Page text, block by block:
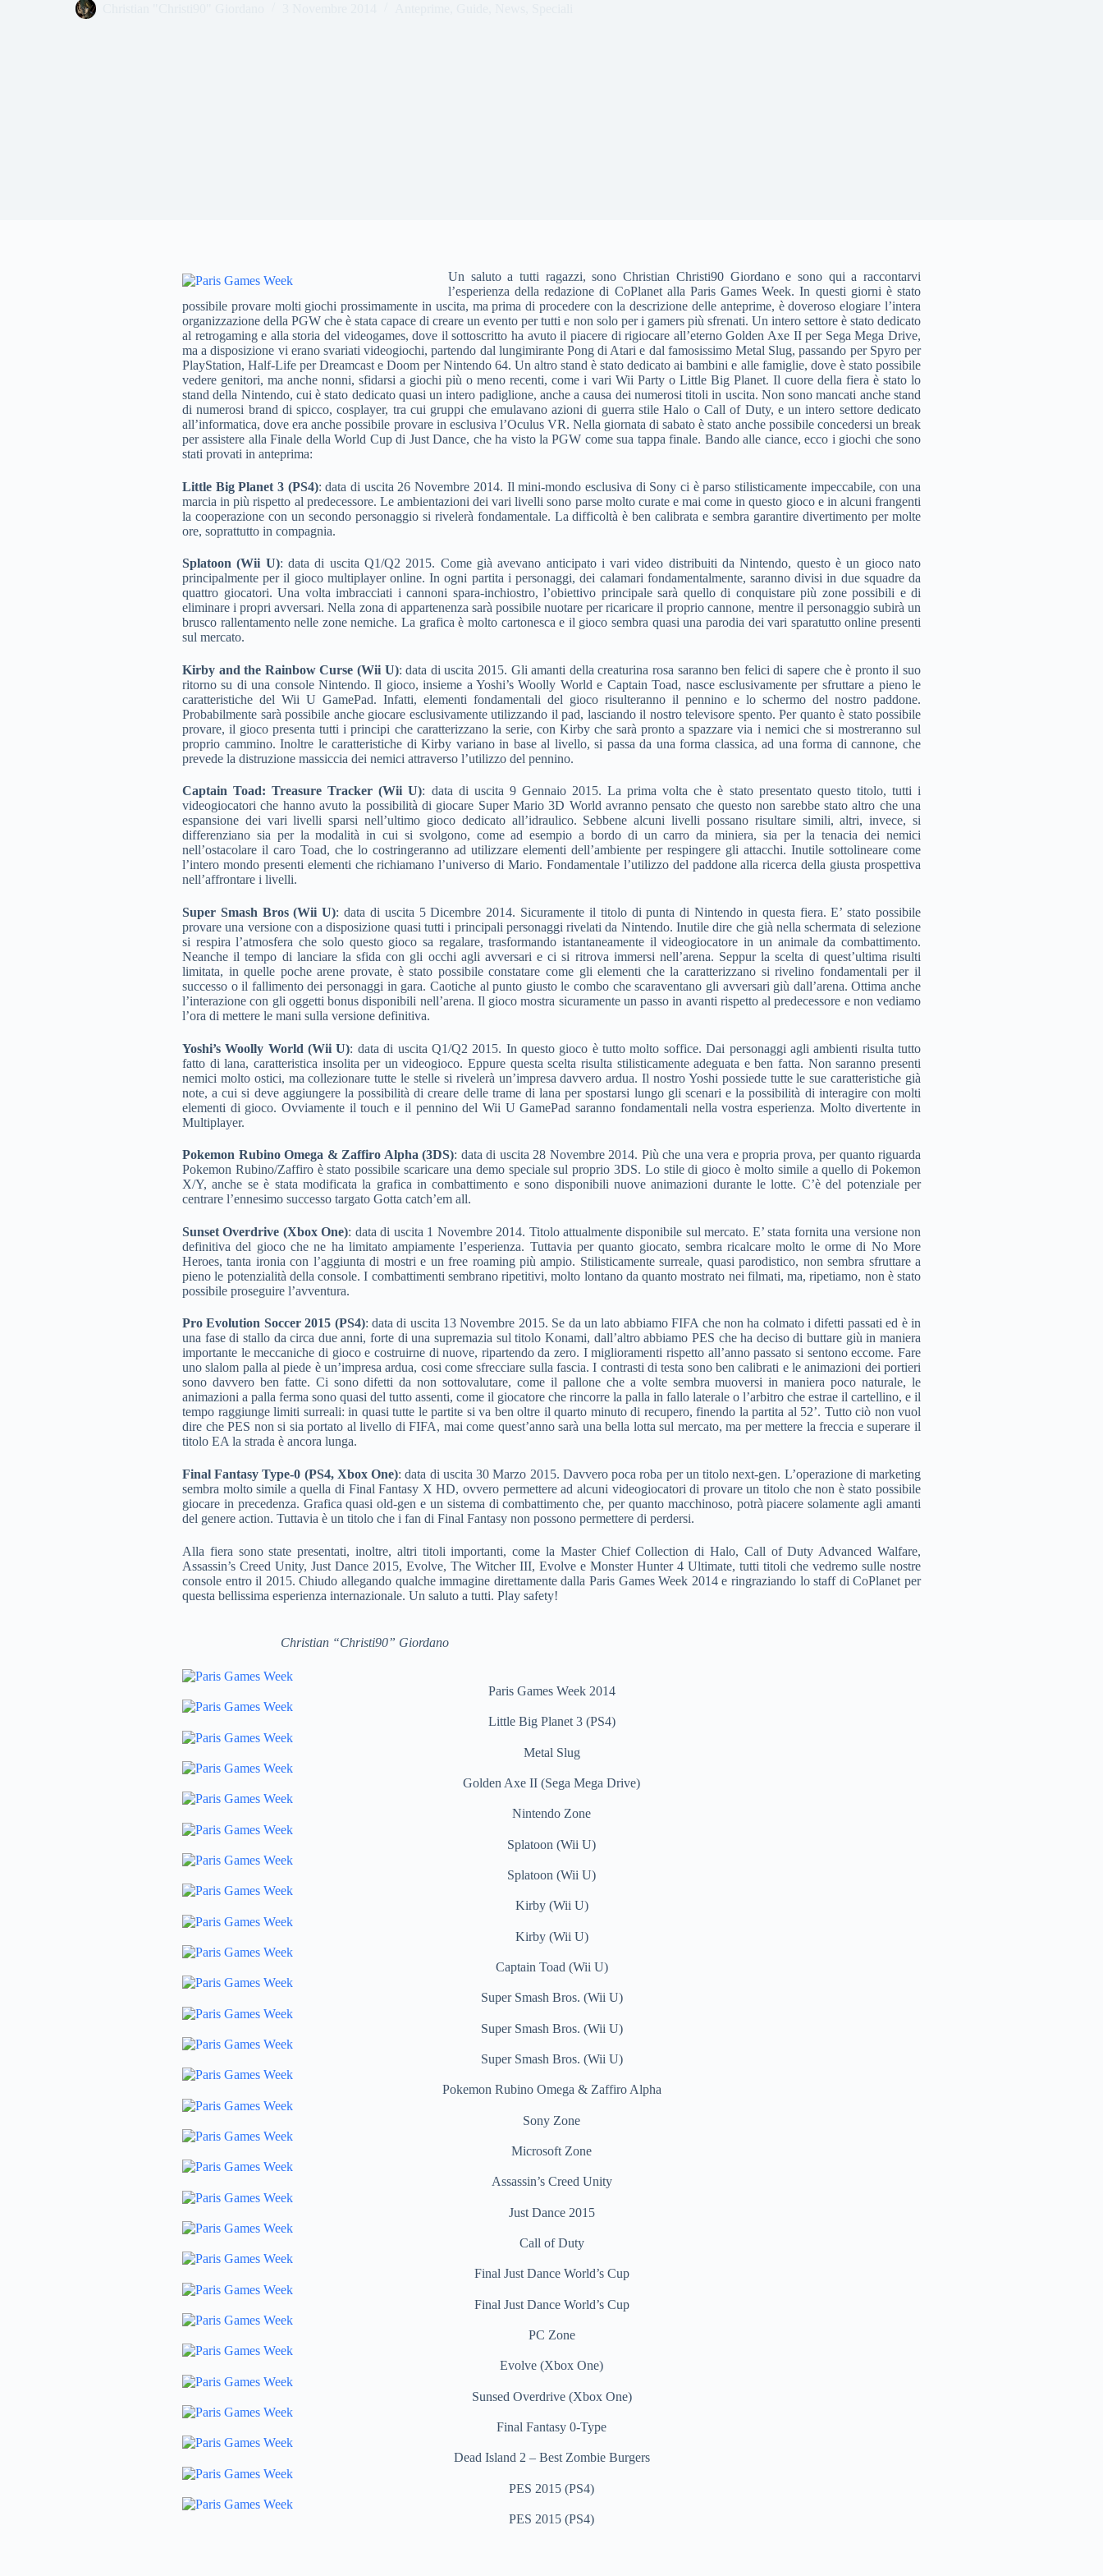
Un saluto a tutti ragazzi, sono Christian Christi90 Giordano e sono qui a raccontarvi
l’esperienza della redazione di CoPlanet alla Paris Games Week. In questi giorni è stato
possibile provare molti giochi prossimamente in uscita, ma prima di procedere con la descrizione delle anteprime, è doveroso elogiare l’intera
organizzazione della PGW che è stata capace di creare un evento per tutti e non solo per i gamers più sfrenati. Un intero settore è stato dedicato
al retrogaming e alla storia del videogames, dove il sottoscritto ha avuto il piacere di rigiocare all’eterno Golden Axe II per Sega Mega Drive,
ma a disposizione vi erano svariati videogiochi, partendo dal lungimirante Pong di Atari e dal famosissimo Metal Slug, passando per Spyro per
PlayStation, Half-Life per Dreamcast e Doom per Nintendo 64. Un altro stand è stato dedicato ai bambini e alle famiglie, dove è stato possibile
vedere genitori, ma anche nonni, sfidarsi a giochi più o meno recenti, come i vari Wii Party o Little Big Planet. Il cuore della fiera è stato lo
stand della Nintendo, cui è stato dedicato quasi un intero padiglione, anche a causa dei numerosi titoli in uscita. Non sono mancati anche stand
di numerosi brand di spicco, cosplayer, tra cui gruppi che emulavano azioni di guerra stile Halo o Call of Duty, e un intero settore dedicato
all’informatica, dove era anche possibile provare in esclusiva l’Oculus VR. Nella giornata di sabato è stato anche possibile concedersi un break
per assistere alla Finale della World Cup di Just Dance, che ha visto la PGW come sua tappa finale. Bando alle ciance, ecco i giochi che sono
stati provati in anteprima:
Little Big Planet 3 (PS4): data di uscita 26 Novembre 2014. Il mini-mondo esclusiva di Sony ci è parso stilisticamente impeccabile, con una
marcia in più rispetto al predecessore. Le ambientazioni dei vari livelli sono parse molto curate e mai come in questo gioco e in alcuni frangenti
la cooperazione con un secondo personaggio si rivelerà fondamentale. La difficoltà è ben calibrata e sembra garantire divertimento per molte
ore, soprattutto in compagnia.
Splatoon (Wii U): data di uscita Q1/Q2 2015. Come già avevano anticipato i vari video distribuiti da Nintendo, questo è un gioco nato
principalmente per il gioco multiplayer online. In ogni partita i personaggi, dei calamari fondamentalmente, saranno divisi in due squadre da
quattro giocatori. Una volta imbracciati i cannoni spara-inchiostro, l’obiettivo principale sarà quello di conquistare più zone possibili e di
eliminare i propri avversari. Nella zona di appartenenza sarà possibile nuotare per ricaricare il proprio cannone, mentre il personaggio subirà un
brusco rallentamento nelle zone nemiche. La grafica è molto cartonesca e il gioco sembra quasi una parodia dei vari sparatutto online presenti
sul mercato.
Kirby and the Rainbow Curse (Wii U): data di uscita 2015. Gli amanti della creaturina rosa saranno ben felici di sapere che è pronto il suo
ritorno su di una console Nintendo. Il gioco, insieme a Yoshi’s Woolly World e Captain Toad, nasce esclusivamente per sfruttare a pieno le
caratteristiche del Wii U GamePad. Infatti, elementi fondamentali del gioco risulteranno il pennino e lo schermo del nostro paddone.
Probabilmente sarà possibile anche giocare esclusivamente utilizzando il pad, lasciando il nostro televisore spento. Per quanto è stato possibile
provare, il gioco presenta tutti i principi che caratterizzano la serie, con Kirby che sarà pronto a spazzare via i nemici che si mostreranno sul
proprio cammino. Inoltre le caratteristiche di Kirby variano in base al livello, si passa da una forma classica, ad una forma di cannone, che
prevede la distruzione massiccia dei nemici attraverso l’utilizzo del pennino.
Captain Toad: Treasure Tracker (Wii U): data di uscita 9 Gennaio 2015. La prima volta che è stato presentato questo titolo, tutti i
videogiocatori che hanno avuto la possibilità di giocare Super Mario 3D World avranno pensato che questo non sarebbe stato altro che una
espansione dei vari livelli sparsi nell’ultimo gioco dedicato all’idraulico. Sebbene alcuni livelli possano risultare simili, altri, invece, si
differenziano sia per la modalità in cui si svolgono, come ad esempio a bordo di un carro da miniera, sia per la tenacia dei nemici
nell’ostacolare il caro Toad, che lo costringeranno ad utilizzare elementi dell’ambiente per respingere gli attacchi. Inutile sottolineare come
l’intero mondo presenti elementi che richiamano l’universo di Mario. Fondamentale l’utilizzo del paddone alla ricerca della giusta prospettiva
nell’affrontare i livelli.
Super Smash Bros (Wii U): data di uscita 5 Dicembre 2014. Sicuramente il titolo di punta di Nintendo in questa fiera. E’ stato possibile
provare una versione con a disposizione quasi tutti i principali personaggi rivelati da Nintendo. Inutile dire che già nella schermata di selezione
si respira l’atmosfera che solo questo gioco sa regalare, trasformando istantaneamente il videogiocatore in un animale da combattimento.
Neanche il tempo di lanciare la sfida con gli occhi agli avversari e ci si ritrova immersi nell’arena. Seppur la scelta di quest’ultima risulti
limitata, in quelle poche arene provate, è stato possibile constatare come gli elementi che la caratterizzano si rivelino fondamentali per il
successo o il fallimento dei personaggi in gara. Caotiche al punto giusto le combo che scaraventano gli avversari giù dall’arena. Ottima anche
l’interazione con gli oggetti bonus disponibili nell’arena. Il gioco mostra sicuramente un passo in avanti rispetto al predecessore e non vediamo
l’ora di mettere le mani sulla versione definitiva.
Yoshi’s Woolly World (Wii U): data di uscita Q1/Q2 2015. In questo gioco è tutto molto soffice. Dai personaggi agli ambienti risulta tutto
fatto di lana, caratteristica insolita per un videogioco. Eppure questa scelta risulta stilisticamente adeguata e ben fatta. Non saranno presenti
nemici molto ostici, ma collezionare tutte le stelle si rivelerà un’impresa davvero ardua. Il nostro Yoshi possiede tutte le sue caratteristiche già
note, a cui si deve aggiungere la possibilità di creare delle trame di lana per spostarsi lungo gli scenari e la possibilità di interagire con molti
elementi di gioco. Ovviamente il touch e il pennino del Wii U GamePad saranno fondamentali nella vostra esperienza. Molto divertente in
Multiplayer.
Pokemon Rubino Omega & Zaffiro Alpha (3DS): data di uscita 28 Novembre 2014. Più che una vera e propria prova, per quanto riguarda
Pokemon Rubino/Zaffiro è stato possibile scaricare una demo speciale sul proprio 3DS. Lo stile di gioco è molto simile a quello di Pokemon
X/Y, anche se è stata modificata la grafica in combattimento e sono disponibili nuove animazioni durante le lotte. C’è del potenziale per
centrare l’ennesimo successo targato Gotta catch’em all.
Sunset Overdrive (Xbox One): data di uscita 1 Novembre 2014. Titolo attualmente disponibile sul mercato. E’ stata fornita una versione non
definitiva del gioco che ne ha limitato ampiamente l’esperienza. Tuttavia per quanto giocato, sembra ricalcare molto le orme di No More
Heroes, tanta ironia con l’aggiunta di mostri e un free roaming più ampio. Stilisticamente surreale, quasi parodistico, non sembra sfruttare a
pieno le potenzialità della console. I combattimenti sembrano ripetitivi, molto lontano da quanto mostrato nei filmati, ma, ripetiamo, non è stato
possibile proseguire l’avventura.
Pro Evolution Soccer 2015 (PS4): data di uscita 13 Novembre 2015. Se da un lato abbiamo FIFA che non ha colmato i difetti passati ed è in
una fase di stallo da circa due anni, forte di una supremazia sul titolo Konami, dall’altro abbiamo PES che ha deciso di buttare giù in maniera
importante le meccaniche di gioco e costruirne di nuove, ripartendo da zero. I miglioramenti rispetto all’anno passato si sentono eccome. Fare
uno slalom palla al piede è un’impresa ardua, cosi come sfrecciare sulla fascia. I contrasti di testa sono ben calibrati e le animazioni dei portieri
sono davvero ben fatte. Ci sono difetti da non sottovalutare, come il pallone che a volte sembra muoversi in maniera poco naturale, le
animazioni a palla ferma sono quasi del tutto assenti, come il giocatore che rincorre la palla in fallo laterale o l’arbitro che estrae il cartellino, e il
tempo raggiunge limiti surreali: in quasi tutte le partite si va ben oltre il quarto minuto di recupero, finendo la partita al 52’. Tutto ciò non vuol
dire che PES non si sia portato al livello di FIFA, mai come quest’anno sarà una bella lotta sul mercato, ma per mettere la freccia e superare il
titolo EA la strada è ancora lunga.
Final Fantasy Type-0 (PS4, Xbox One): data di uscita 30 Marzo 2015. Davvero poca roba per un titolo next-gen. L’operazione di marketing
sembra molto simile a quella di Final Fantasy X HD, ovvero permettere ad alcuni videogiocatori di provare un titolo che non è stato possibile
giocare in precedenza. Grafica quasi old-gen e un sistema di combattimento che, per quanto macchinoso, potrà piacere solamente agli amanti
del genere action. Tuttavia è un titolo che i fan di Final Fantasy non possono permettere di perdersi.
Alla fiera sono state presentati, inoltre, altri titoli importanti, come la Master Chief Collection di Halo, Call of Duty Advanced Walfare,
Assassin’s Creed Unity, Just Dance 2015, Evolve, The Witcher III, Evolve e Monster Hunter 4 Ultimate, tutti titoli che vedremo sulle nostre
console entro il 2015. Chiudo allegando qualche immagine direttamente dalla Paris Games Week 2014 e ringraziando lo staff di CoPlanet per
questa bellissima esperienza internazionale. Un saluto a tutti. Play safety!
Christian “Christi90” Giordano
Paris Games Week 2014
Little Big Planet 3 (PS4)
Metal Slug
Golden Axe II (Sega Mega Drive)
Nintendo Zone
Splatoon (Wii U)
Splatoon (Wii U)
Kirby (Wii U)
Kirby (Wii U)
Captain Toad (Wii U)
Super Smash Bros. (Wii U)
Super Smash Bros. (Wii U)
Super Smash Bros. (Wii U)
Pokemon Rubino Omega & Zaffiro Alpha
Sony Zone
Microsoft Zone
Assassin’s Creed Unity
Just Dance 2015
Call of Duty
Final Just Dance World’s Cup
Final Just Dance World’s Cup
PC Zone
Evolve (Xbox One)
Sunsed Overdrive (Xbox One)
Final Fantasy 0-Type
Dead Island 2 – Best Zombie Burgers
PES 2015 (PS4)
PES 2015 (PS4)